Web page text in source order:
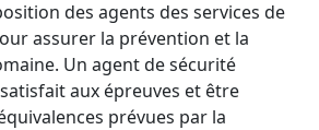
des agents des services de
assurer la prévention et la
Un agent de sécurité
aux épreuves et être
prévues par la